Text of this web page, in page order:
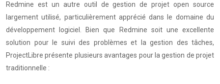
Redmine est un autre outil de gestion de projet open source
largement utilisé, particulièrement apprécié dans le domaine du
développement logiciel. Bien que Redmine soit une excellente
solution pour le suivi des problèmes et la gestion des tâches,
ProjectLibre présente plusieurs avantages pour la gestion de projet
traditionnelle :